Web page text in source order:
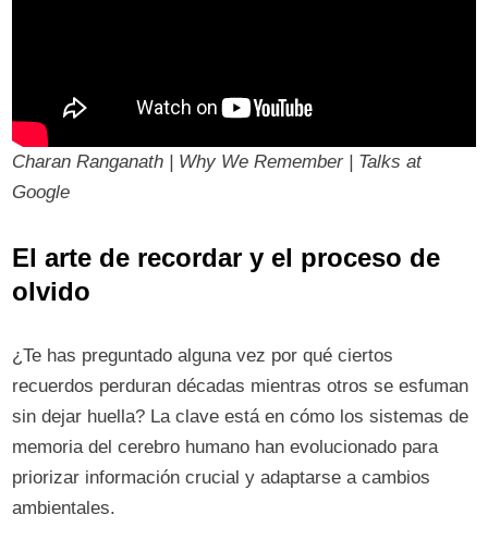
Charan Ranganath | Why We Remember | Talks at
Google
El arte de recordar y el proceso de
olvido
¿Te has preguntado alguna vez por qué ciertos
recuerdos perduran décadas mientras otros se esfuman
sin dejar huella? La clave está en cómo los sistemas de
memoria del cerebro humano han evolucionado para
priorizar información crucial y adaptarse a cambios
ambientales.